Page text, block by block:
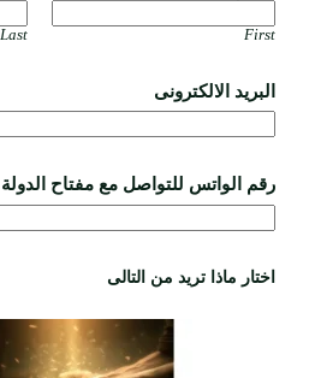
First
Last
ل
ب
ر
د
م
ر
البريد الالكترونى
رقم الواتس للتواصل مع مفتاح الدولة
اختار ماذا تريد من التالى